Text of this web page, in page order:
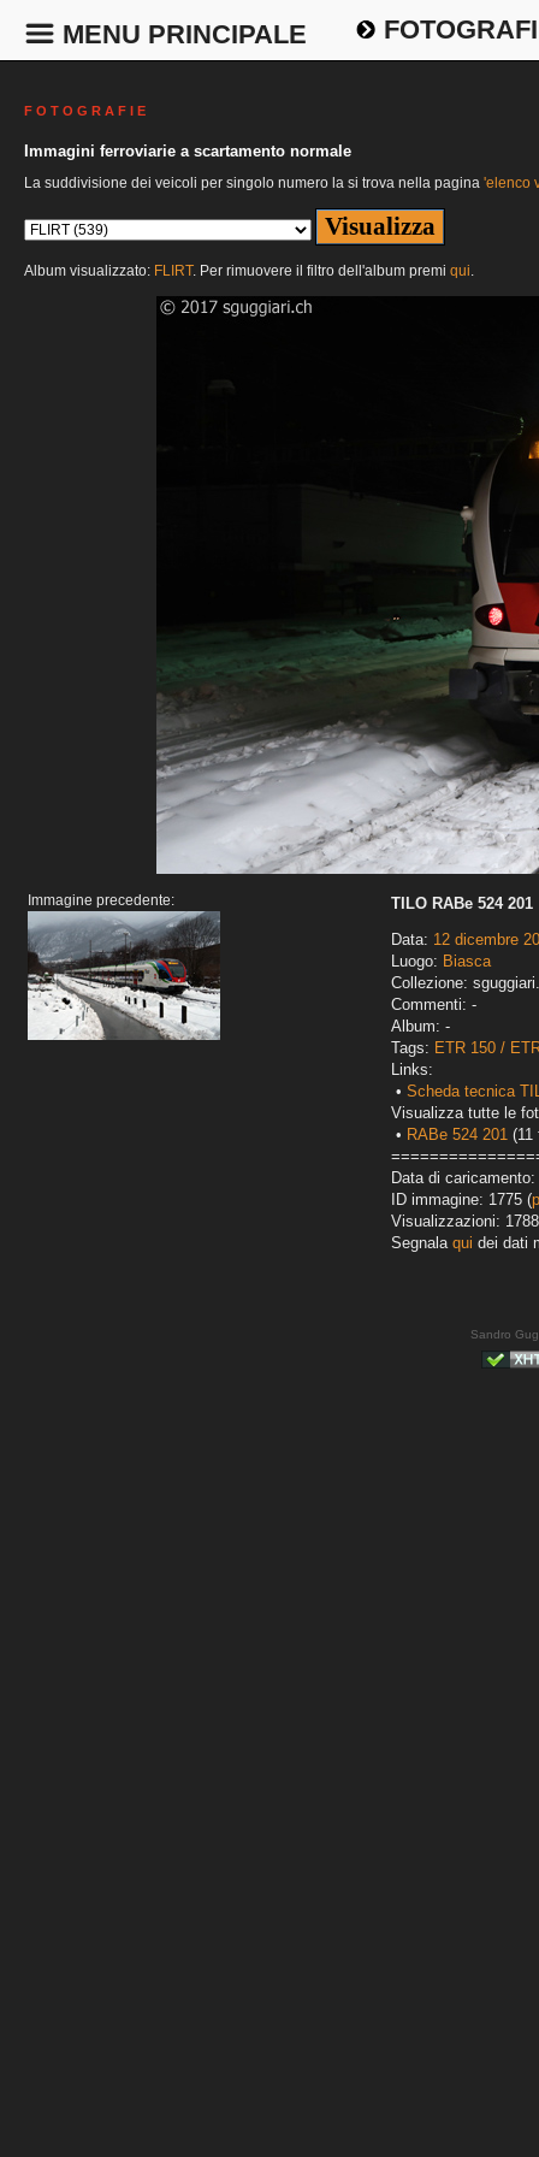
MENU PRINCIPALE
F O T O G R A F I E
Immagini ferroviarie a scartamento normale
La suddivisione dei veicoli per singolo numero la si trova nella pagina 'elenco
Album visualizzato: FLIRT. Per rimuovere il filtro dell'album premi qui.
Immagine precedente:
TILO RABe 524 201
Data: 12 dicembre
Luogo: Biasca
Collezione:
Commenti: -
Album: -
Tags: ETR 150 /
Links:
• Scheda tecnica
Visualizza tutte le
• RABe 524 201 (11
Data di
ID immagine: 1775 (
Visualizzazioni: 1788
Segnala qui dei dati
Sandro